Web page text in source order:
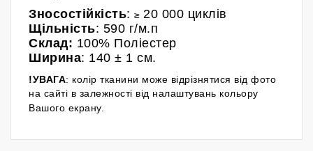
Зносостійкість: ≥ 20 000 циклів
Щільність: 590 г/м.п
Склад: 100% Поліестер
Ширина: 140 ± 1 см.
!УВАГА: колір тканини може відрізнятися від фото
на сайті в залежності від налаштувань кольору
Вашого екрану.